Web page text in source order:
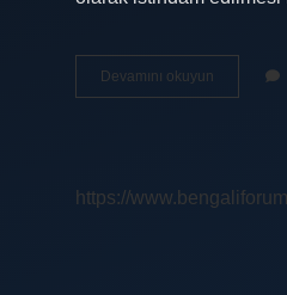
Devamını okuyun Belediye
Başkanları
https://